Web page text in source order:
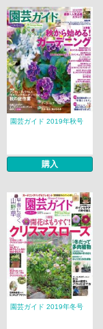
園芸ガイド 2019年秋号
購入
園芸ガイド 2019年冬号